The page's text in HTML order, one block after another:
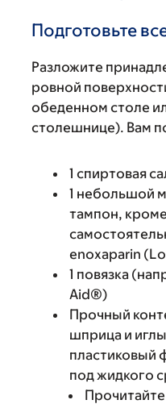
Подготовьте
Разложите
ровной
обеденном столе
столешнице). Вам
1 спиртовая
1 небольшой
тампон,
enoxaparin
1 повязка
Aid®)
Прочный
шприца и
пластиковый
под жидкого